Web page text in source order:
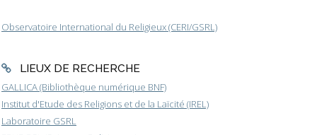
Observatoire International du Religieux (CERI/GSRL)
LIEUX DE RECHERCHE
GALLICA (Bibliothèque numérique BNF)
Institut d'Etude des Religions et de la Laïcité (IREL)
Laboratoire GSRL